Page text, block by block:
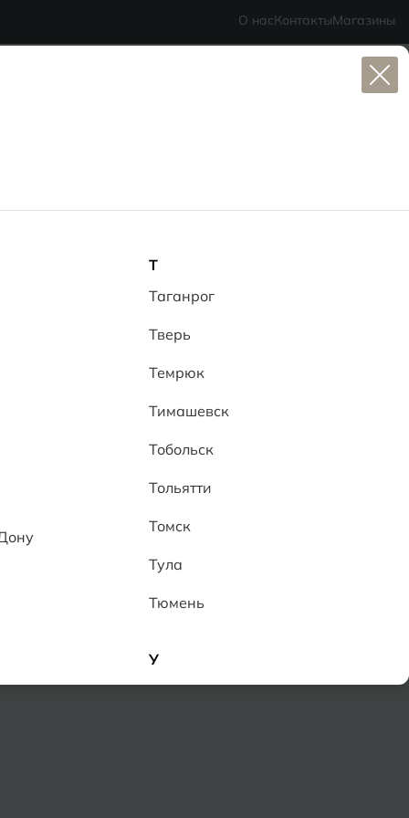
О насКонтактыМагазины
Содержание:
Цвет и композиция
Т
Таганрог
Тверь
Темрюк
Тимашевск
Тобольск
Тольятти
Томск
Тула
Тюмень
У
Улан-Удэ